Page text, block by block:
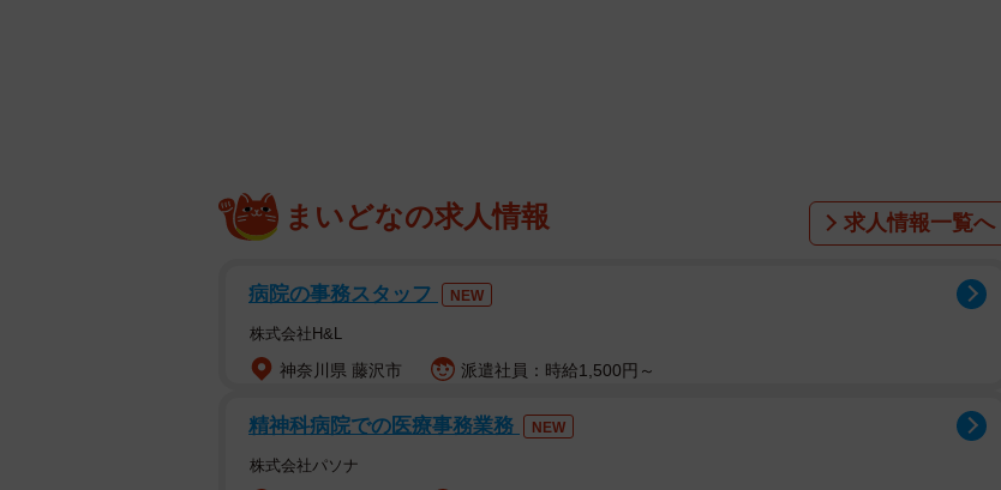
Y子さん（東京都在住、40代、専業主婦）の夫（40代、商社勤務）に4月から中国への海外
転勤の辞令が下りました。当時、2人の娘は小学6年生と中学3年生。子どもがこの年齢にな
ると、家族の転勤に帯同しない家庭も多く、夫も単身赴任のつもりだったようです。
しかし、Y子さんは違いました。夫の転勤を子どもたちの受験のチャンスだと捉えたので
す。中3の娘の高校受験で帰国子女枠の存在を知ったY子さん。大学受験でも帰国子女は優遇
されることが多く「娘たちの将来のために帯同するのもありなのでは？」と考えました。
子どもの帰国子女受験を狙い家族で帯同を決意！
まいどなの求人情報 求人情報一覧へ
病院の事務スタッフ NEW
株式会社H&L
神奈川県 藤沢市 派遣社員：時給1,500円～
精神科病院での医療事務業務 NEW
株式会社パソナ